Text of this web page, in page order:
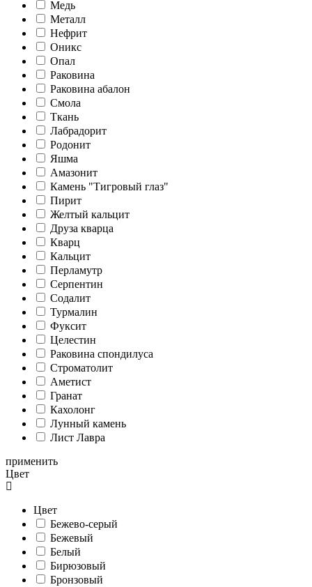
Медь
Металл
Нефрит
Оникс
Опал
Раковина
Раковина абалон
Смола
Ткань
Лабрадорит
Родонит
Яшма
Амазонит
Камень "Тигровый глаз"
Пирит
Желтый кальцит
Друза кварца
Кварц
Кальцит
Перламутр
Серпентин
Содалит
Турмалин
Фуксит
Целестин
Раковина спондилуса
Cтроматолит
Аметист
Гранат
Кахолонг
Лунный камень
Лист Лавра
применить
Цвет
Цвет
Бежево-серый
Бежевый
Белый
Бирюзовый
Бронзовый